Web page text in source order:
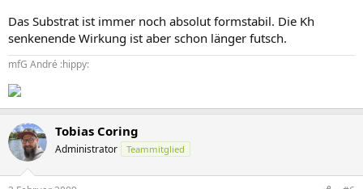
Das Substrat ist immer noch absolut formstabil. Die Kh
senkenende Wirkung ist aber schon länger futsch.
mfG André :hippy:
Tobias Coring
Administrator Teammitglied